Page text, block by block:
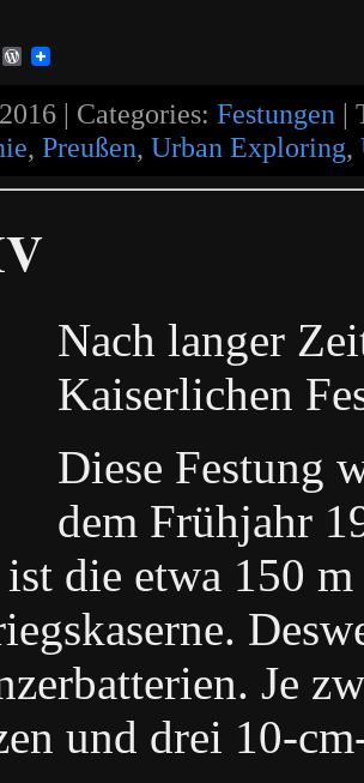
WordPress
| Categories: Festungen |
, Preußen, Urban Exploring,
Nach langer
Kaiserlichen
Diese Festung
dem Frühjahr
die etwa 150
Je
und drei 10-